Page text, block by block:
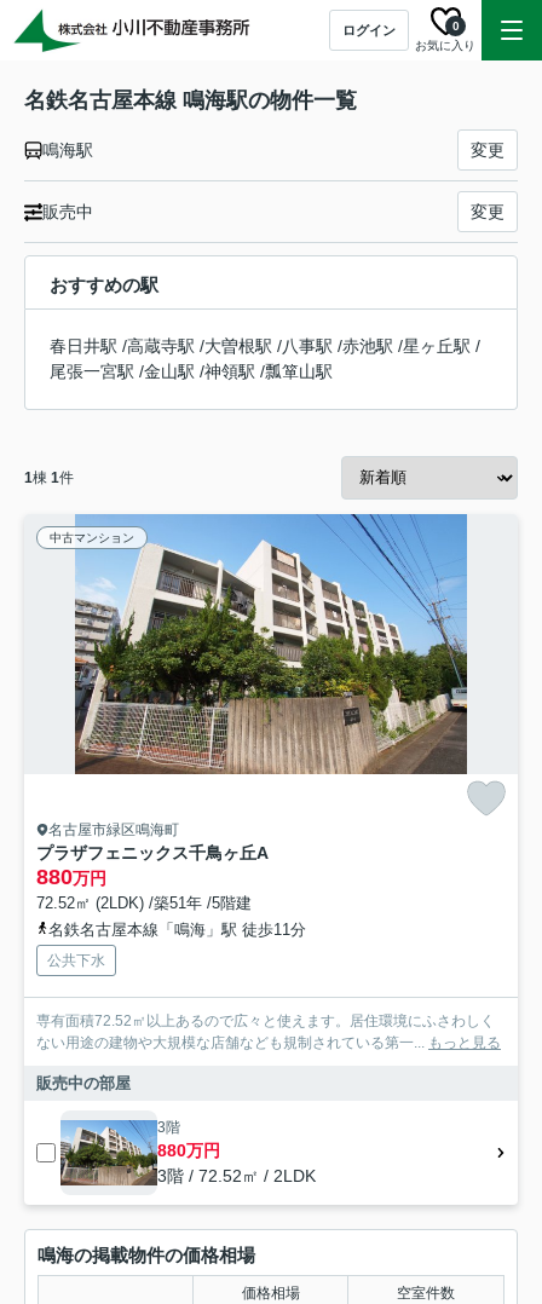
ログイン
お気に入り
0
名鉄名古屋本線 鳴海駅の物件一覧
鳴海駅 変更
販売中 変更
おすすめの駅
春日井駅 /高蔵寺駅 /大曽根駅 /八事駅 /赤池駅 /星ヶ丘駅 /
尾張一宮駅 /金山駅 /神領駅 /瓢箪山駅
1棟 1件
中古マンション
名古屋市緑区鳴海町
プラザフェニックス千鳥ヶ丘A
880万円
72.52㎡ (2LDK) /築51年 /5階建
名鉄名古屋本線「鳴海」駅 徒歩11分
公共下水
専有面積72.52㎡以上あるので広々と使えます。居住環境にふさわしく
ない用途の建物や大規模な店舗なども規制されている第一... もっと見る
販売中の部屋
3階
880万円
3階 / 72.52㎡ / 2LDK
鳴海の掲載物件の価格相場
価格相場 空室件数